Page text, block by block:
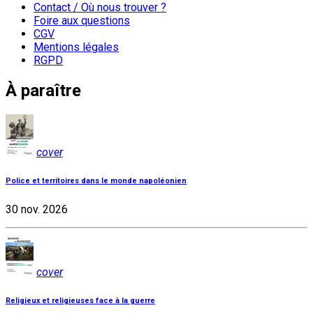
Contact / Où nous trouver ?
Foire aux questions
CGV
Mentions légales
RGPD
À paraître
cover
Police et territoires dans le monde napoléonien
30 nov. 2026
cover
Religieux et religieuses face à la guerre